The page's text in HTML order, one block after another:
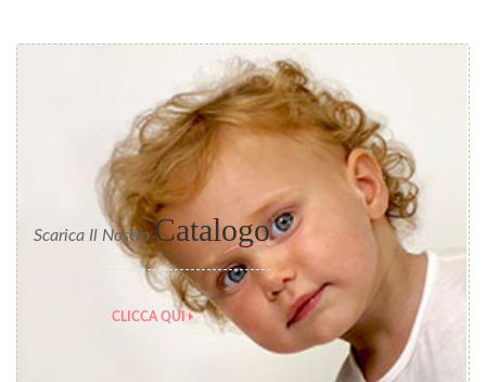
Scarica Il Nostro Catalogo
CLICCA QUI